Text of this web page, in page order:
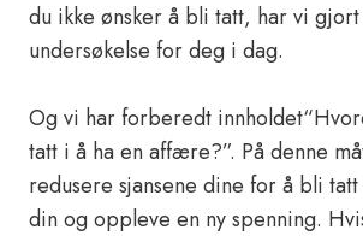
du ikke ønsker å bli tatt, har vi
undersøkelse for deg i dag.
Og vi har forberedt
tatt i å ha en affære?”. På denne
redusere sjansene dine for å bli
din og oppleve en ny spenning.